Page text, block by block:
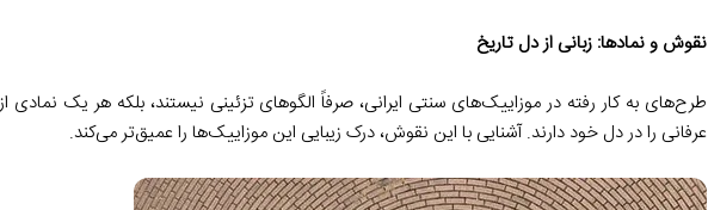
نقوش و نمادها: زبانی از دل تاریخ
طرح‌های به کار رفته در موزاییک‌های سنتی ایرانی، صرفاً الگوهای تزئینی نیستند، بلکه هر یک
عرفانی را در دل خود دارند. آشنایی با این نقوش، درک زیبایی این موزاییک‌ها را عمیق‌تر می‌کند.